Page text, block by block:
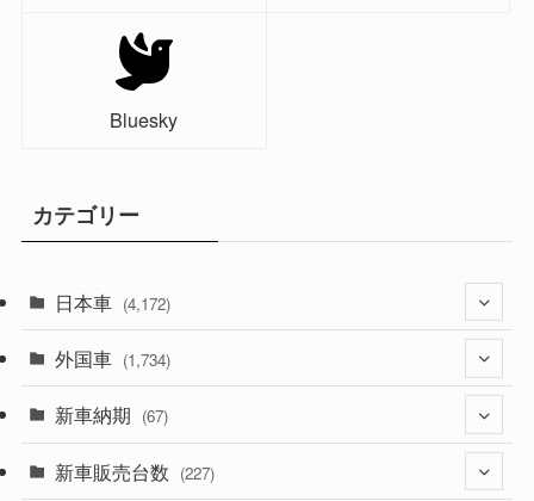
Bluesky
カテゴリー
日本車 (4,172)
(1,321)
(329)
外国車 (1,734)
新車納期 (67)
(28)
新車販売台数 (227)